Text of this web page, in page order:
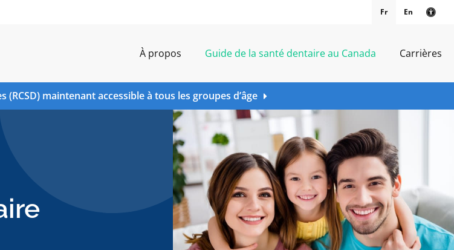
Fr En
À propos Guide de la santé dentaire au Canada Carrières
(RCSD) maintenant accessible à tous les groupes d’âge